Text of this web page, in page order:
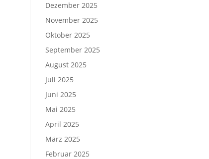
Dezember 2025
November 2025
Oktober 2025
September 2025
August 2025
Juli 2025
Juni 2025
Mai 2025
April 2025
März 2025
Februar 2025